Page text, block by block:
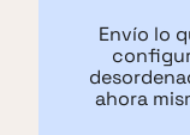
Envío lo
ahora